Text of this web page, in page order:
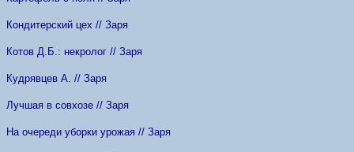
Кондитерский цех // Заря
Котов Д.Б.: некролог // Заря
Кудрявцев А. // Заря
Лучшая в совхозе // Заря
На очереди уборки урожая // Заря